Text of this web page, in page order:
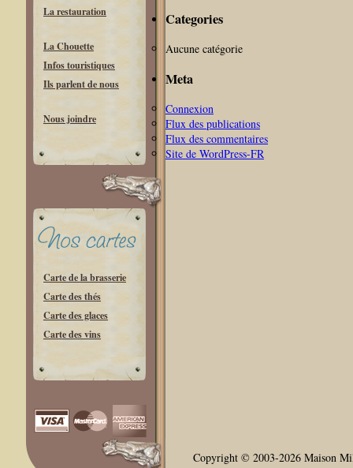
La restauration
La Chouette
Infos touristiques
Ils parlent de nous
Nous joindre
Carte de la brasserie
Carte des thés
Carte des glaces
Carte des vins
Categories
Aucune catégorie
Meta
Connexion
Flux des publications
Flux des commentaires
Site de WordPress-FR
Copyright © 2003-2026 Maison